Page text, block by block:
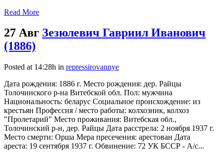
Read More
27 Авг Зезюлевич Гавриил Иванович
(1886)
Posted at 14:28h in repressirovannye
Дата рождения: 1886 г. Место рождения: дер. Райцы
Толочинского р-на Витебской обл. Пол: мужчина
Национальность: беларус Социальное происхождение: из
крестьян Профессия / место работы: колхозник, колхоз
"Пролетарий" Место проживания: Витебская обл.,
Толочинский р-н, дер. Райцы Дата расстрела: 2 ноября 1937 г.
Место смерти: Орша Мера пресечения: арестован Дата
ареста: 19 сентября 1937 г. Обвинение: 72 УК БССР - А/с...